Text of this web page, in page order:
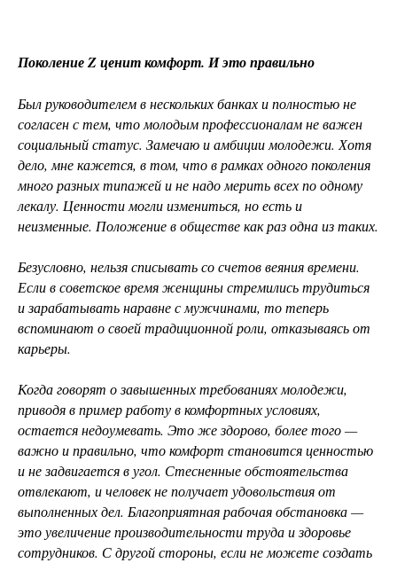
Поколение Z ценит комфорт. И это правильно
Был руководителем в нескольких банках и полностью не
согласен с тем, что молодым профессионалам не важен
социальный статус. Замечаю и амбиции молодежи. Хотя
дело, мне кажется, в том, что в рамках одного поколения
много разных типажей и не надо мерить всех по одному
лекалу. Ценности могли измениться, но есть и
неизменные. Положение в обществе как раз одна из таких.
Безусловно, нельзя списывать со счетов веяния времени.
Если в советское время женщины стремились трудиться
и зарабатывать наравне с мужчинами, то теперь
вспоминают о своей традиционной роли, отказываясь от
карьеры.
Когда говорят о завышенных требованиях молодежи,
приводя в пример работу в комфортных условиях,
остается недоумевать. Это же здорово, более того —
важно и правильно, что комфорт становится ценностью
и не задвигается в угол. Стесненные обстоятельства
отвлекают, и человек не получает удовольствия от
выполненных дел. Благоприятная рабочая обстановка —
это увеличение производительности труда и здоровье
сотрудников. С другой стороны, если не можете создать